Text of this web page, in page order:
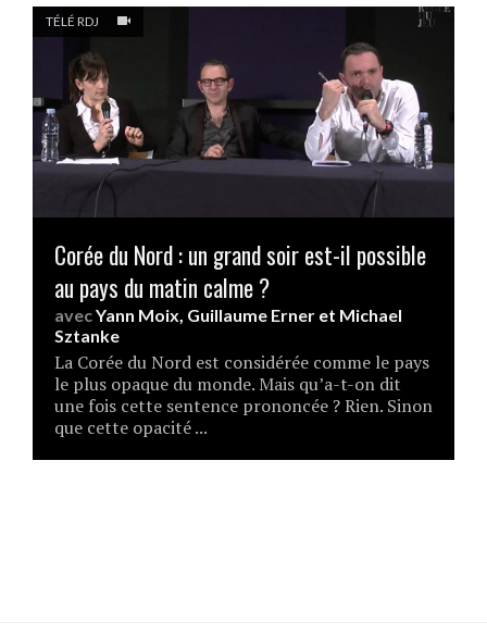
TÉLÉ RDJ
Corée du Nord : un grand soir est-il possible
au pays du matin calme ?
avecYann Moix, Guillaume Erner et Michael
Sztanke
La Corée du Nord est considérée comme le pays
le plus opaque du monde. Mais qu’a-t-on dit
une fois cette sentence prononcée ? Rien. Sinon
que cette opacité ...